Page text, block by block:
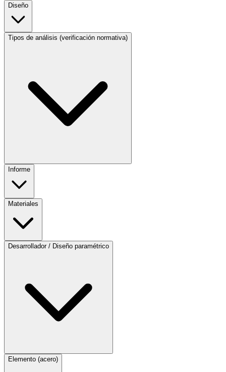
Diseño
Tipos de análisis (verificación normativa)
Informe
Materiales
Desarrollador / Diseño paramétrico
Elemento (acero)